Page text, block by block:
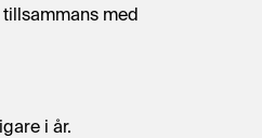
med
i år.